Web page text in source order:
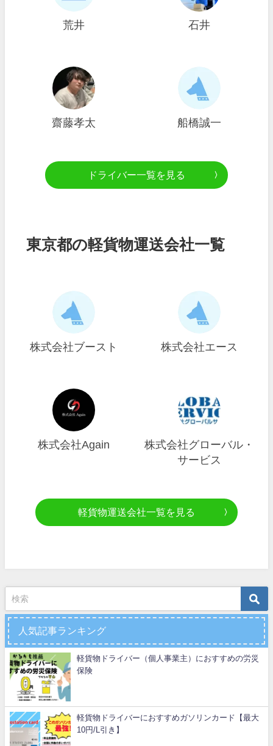
荒井 石井
齋藤孝太 船橋誠一
ドライバー一覧を見る
東京都の軽貨物運送会社一覧
株式会社ブースト 株式会社エース
株式会社Again
株式会社グローバル・
サービス
軽貨物運送会社一覧を見る
人気記事ランキング
軽貨物ドライバー（個人事業主）におすすめの労災
保険
軽貨物ドライバーにおすすめガソリンカード【最大
10円/L引き】